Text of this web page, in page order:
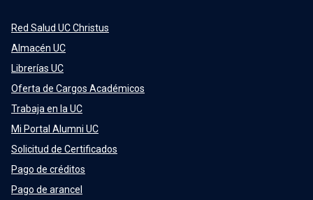
Red Salud UC Christus
Almacén UC
Librerías UC
Oferta de Cargos Académicos
Trabaja en la UC
Mi Portal Alumni UC
Solicitud de Certificados
Pago de créditos
Pago de arancel